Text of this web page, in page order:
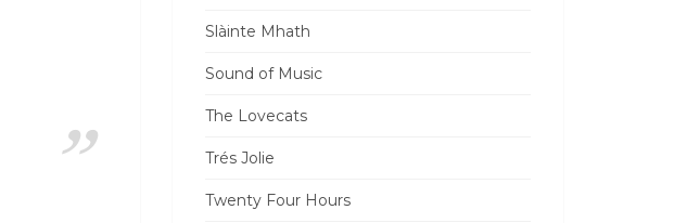
Slàinte Mhath
Sound of Music
The Lovecats
Trés Jolie
Twenty Four Hours